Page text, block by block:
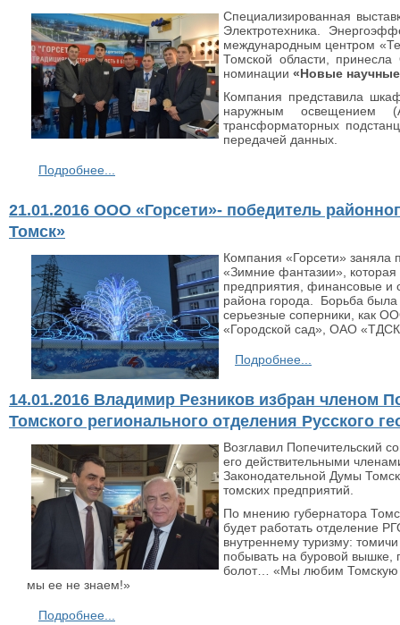
Специализированная
Электротехника.
международным центром
Томской области,
номинации «Новые научные
Компания представила
наружным освещением
трансформаторных
передачей данных.
Подробнее...
21.01.2016 ООО «Горсети»- победитель
Томск»
Компания «Горсети» заняла
«Зимние фантазии»,
предприятия, финансовые и
района города. Борьба была
серьезные соперники, как
«Городской сад», ОАО
Подробнее...
14.01.2016 Владимир Резников избран членом
Томского регионального отделения Русского
Возглавил Попечительский
его действительными
Законодательной Думы
томских предприятий.
По мнению губернатора
будет работать отделение
внутреннему туризму:
побывать на буровой вышке,
болот… «Мы любим Томскую
мы ее не знаем!»
Подробнее...